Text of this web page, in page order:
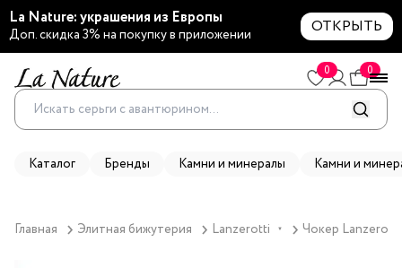
La Nature: украшения из Европы
Доп. скидка 3% на покупку в приложении ОТКРЫТЬ
0 0
Каталог Бренды Камни и минералы Камни и
Главная Элитная бижутерия Lanzerotti ▼ Чокер